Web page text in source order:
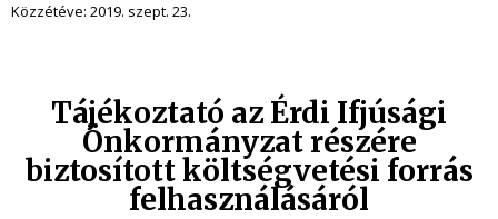
Közzétéve: 2019. szept. 23.
Tájékoztató az Érdi Ifjúsági
Önkormányzat részére
biztosított költségvetési forrás
felhasználásáról